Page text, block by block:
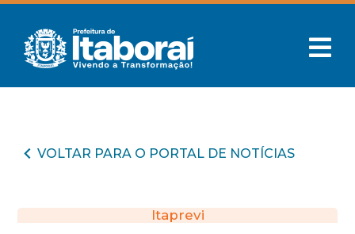
VOLTAR PARA O PORTAL DE NOTÍCIAS
Itaprevi